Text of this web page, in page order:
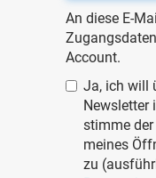
An diese E-
Account.
Ja, ich will
Newsletter
stimme
meines
zu